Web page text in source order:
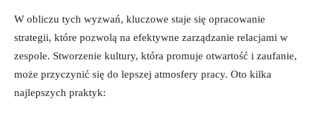
W obliczu tych wyzwań, kluczowe staje się opracowanie
strategii,​ które pozwolą na efektywne zarządzanie relacjami w
zespole. Stworzenie kultury, która promuje otwartość ‌i zaufanie,
może przyczynić się do lepszej atmosfery pracy. Oto kilka
najlepszych praktyk: